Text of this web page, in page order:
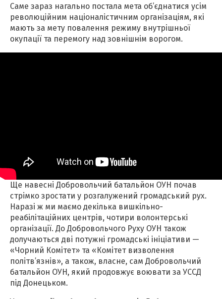
Саме зараз нагально постала мета об’єднатися усім
революційним націоналістичним організаціям, які
мають за мету повалення режиму внутрішньої
окупації та перемогу над зовнішнім ворогом.
Ще навесні Добровольчий батальйон ОУН почав
стрімко зростати у розгалужений громадський рух.
Наразі ж ми маємо декілька вишкільно-
реабілітаційних центрів, чотири волонтерські
організації. До Добровольчого Руху ОУН також
долучаються дві потужні громадські ініціативи —
«Чорний Комітет» та «Комітет визволення
політв’язнів», а також, власне, сам Добровольчий
батальйон ОУН, який продовжує воювати за УССД
під Донецьком.